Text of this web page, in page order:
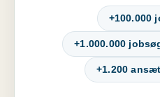
+100.000
+1.000.000
+1.200